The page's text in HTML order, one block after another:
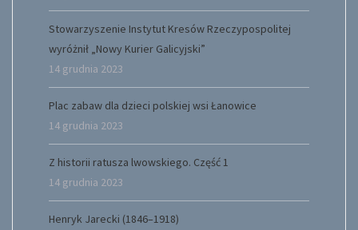
Stowarzyszenie Instytut Kresów Rzeczypospolitej
wyróżnił „Nowy Kurier Galicyjski”
14 grudnia 2023
Plac zabaw dla dzieci polskiej wsi Łanowice
14 grudnia 2023
Z historii ratusza lwowskiego. Część 1
14 grudnia 2023
Henryk Jarecki (1846–1918)